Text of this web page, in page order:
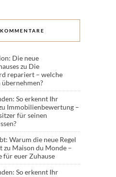
Die neue
zu Die
repariert – welche
So erkennt Ihr
Immobilienbewertung –
für seinen
Warum die neue Regel
zu Maison du Monde –
für euer Zuhause
So erkennt Ihr